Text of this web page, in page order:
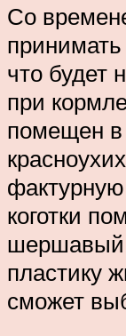
Со
что будет
при
помещен в
коготки
шершавый
пластику
сможет